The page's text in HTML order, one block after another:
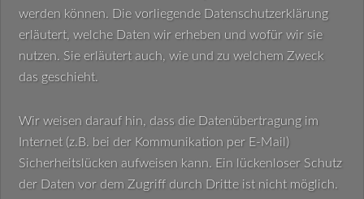
werden können. Die vorliegende Datenschutzerklärung
erläutert, welche Daten wir erheben und wofür wir sie
nutzen. Sie erläutert auch, wie und zu welchem Zweck
das geschieht.
Wir weisen darauf hin, dass die Datenübertragung im
Internet (z.B. bei der Kommunikation per E-Mail)
Sicherheitslücken aufweisen kann. Ein lückenloser Schutz
der Daten vor dem Zugriff durch Dritte ist nicht möglich.